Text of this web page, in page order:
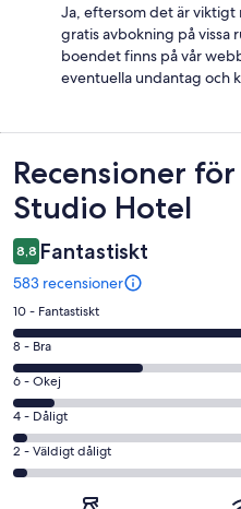
Ja, eftersom det är
gratis avbokning på vissa
boendet finns på vår
eventuella undantag och
Recensioner
Recensioner
Studio Hotel
8,8 Fantastiskt
583 recensioner
10
-
Fantastiskt
i
betyg.
341
av
583
recensioner
10 - Fantastiskt
8
-
Bra
i
betyg.
161
8 - Bra
6
-
Okej
i
betyg.
6 - Okej
4
-
Dåligt
4 - Dåligt
2
-
2 - Väldigt dåligt